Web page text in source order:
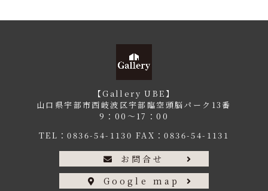
【Gallery UBE】
山口県宇部市西岐波区宇部臨空頭脳パーク13番
9：00〜17：00
TEL：0836-54-1130 FAX：0836-54-1131
お問合せ
Google map